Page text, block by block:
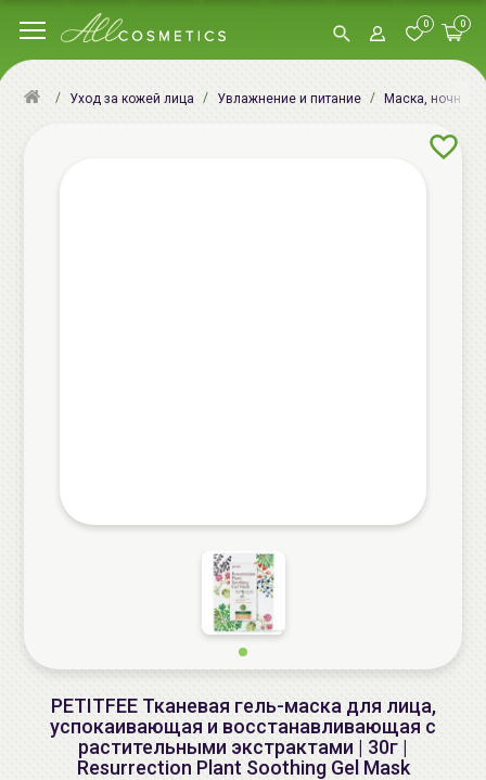
0 0
Уход за кожей лица Увлажнение и питание Маска, ночная
PETITFEE Тканевая гель-маска для лица,
успокаивающая и восстанавливающая с
растительными экстрактами | 30г |
Resurrection Plant Soothing Gel Mask